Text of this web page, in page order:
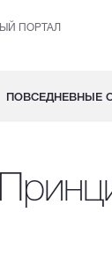
ПОРТАЛ
ПОВСЕДНЕВНЫЕ